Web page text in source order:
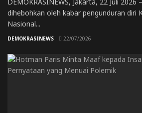
dihebohkan oleh kabar pengunduran diri
Nasional...
DEMOKRASINEWS 22/07/2026